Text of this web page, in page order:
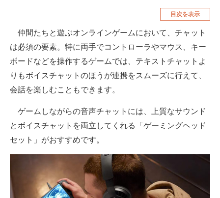
釣り具・釣り用品 食品・飲料・お酒
メディア
ITの今と未来を見通す
スマホと通信の最新トレンド
進化するPCとデバイスの未来
好きが集まる 比べて選べる
目次を表示
仲間たちと遊ぶオンラインゲームにおいて、チャット
は必須の要素。特に両手でコントローラやマウス、キー
ボードなどを操作するゲームでは、テキストチャットよ
りもボイスチャットのほうが連携をスムーズに行えて、
会話を楽しむこともできます。
ゲームしながらの音声チャットには、上質なサウンド
とボイスチャットを両立してくれる「ゲーミングヘッド
セット」がおすすめです。